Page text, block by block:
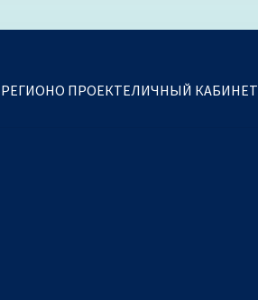
РЕГИОНО ПРОЕКТЕЛИЧНЫЙ КАБИНЕТ